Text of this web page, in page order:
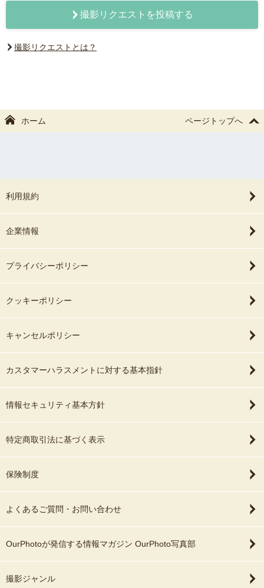
撮影リクエストを投稿する
撮影リクエストとは？
ホーム ページトップへ
利用規約
企業情報
プライバシーポリシー
クッキーポリシー
キャンセルポリシー
カスタマーハラスメントに対する基本指針
情報セキュリティ基本方針
特定商取引法に基づく表示
保険制度
よくあるご質問・お問い合わせ
OurPhotoが発信する情報マガジン OurPhoto写真部
撮影ジャンル